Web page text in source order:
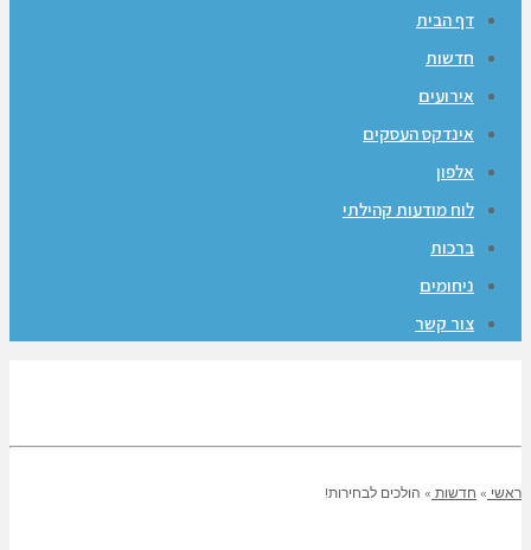
דף הבית
חדשות
אירועים
אינדקס העסקים
אלפון
לוח מודעות קהילתי
ברכות
ניחומים
צור קשר
ראשי » חדשות » הולכים לבחירות!